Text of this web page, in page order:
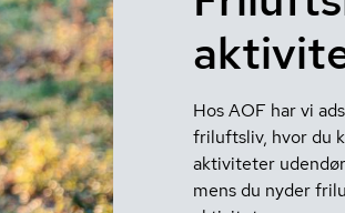
Hos AOF har vi
friluftsliv, hvor du
aktiviteter
mens du nyder